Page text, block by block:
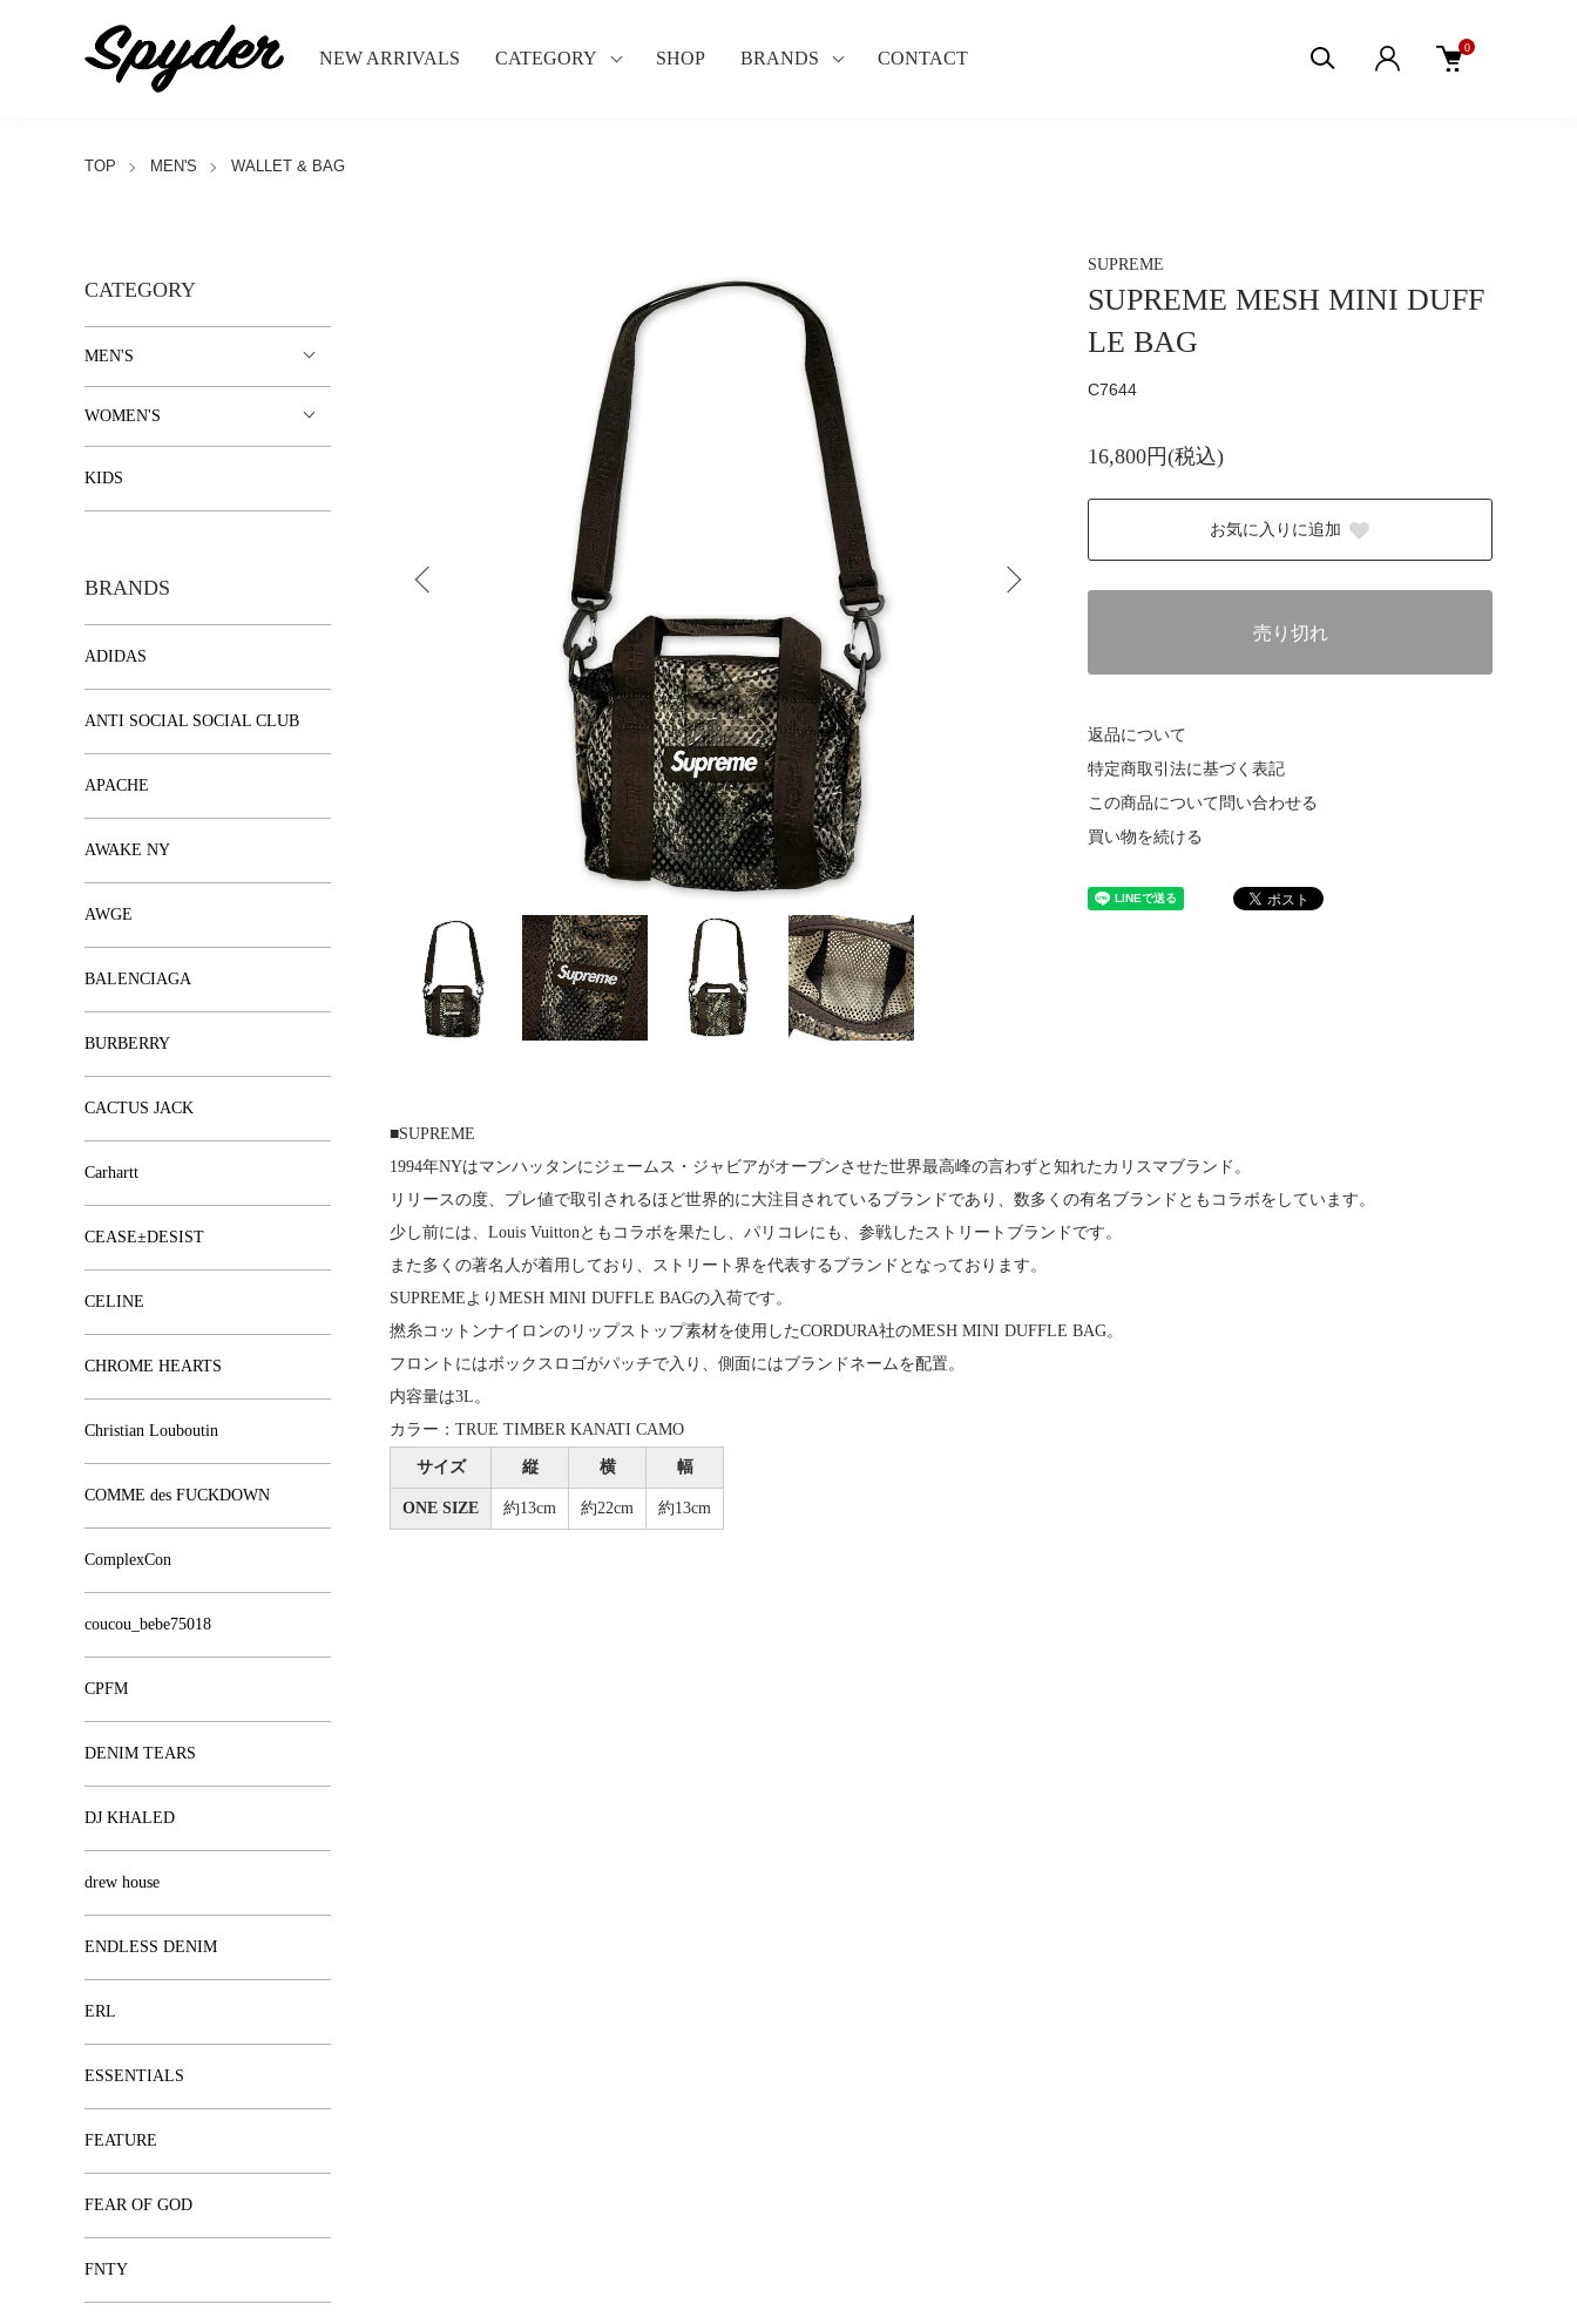
NEW ARRIVALS CATEGORY SHOP BRANDS CONTACT
0
TOP MEN'S WALLET & BAG
SUPREME
SUPREME MESH MINI DUFF
LE BAG
C7644
16,800円(税込)
お気に入りに追加
売り切れ
返品について
特定商取引法に基づく表記
この商品について問い合わせる
買い物を続ける
■SUPREME
1994年NYはマンハッタンにジェームス・ジャビアがオープンさせた世界最高峰の言わずと知れたカリスマブランド。
リリースの度、プレ値で取引されるほど世界的に大注目されているブランドであり、数多くの有名ブランドともコラボをしています。
少し前には、Louis Vuittonともコラボを果たし、パリコレにも、参戦したストリートブランドです。
また多くの著名人が着用しており、ストリート界を代表するブランドとなっております。
SUPREMEよりMESH MINI DUFFLE BAGの入荷です。
撚糸コットンナイロンのリップストップ素材を使用したCORDURA社のMESH MINI DUFFLE BAG。
フロントにはボックスロゴがパッチで入り、側面にはブランドネームを配置。
内容量は3L。
カラー：TRUE TIMBER KANATI CAMO
サイズ 縦 横 幅
ONE SIZE 約13cm 約22cm 約13cm
CATEGORY
MEN'S
WOMEN'S
KIDS
BRANDS
ADIDAS
ANTI SOCIAL SOCIAL CLUB
APACHE
AWAKE NY
AWGE
BALENCIAGA
BURBERRY
CACTUS JACK
Carhartt
CEASE±DESIST
CELINE
CHROME HEARTS
Christian Louboutin
COMME des FUCKDOWN
ComplexCon
coucou_bebe75018
CPFM
DENIM TEARS
DJ KHALED
drew house
ENDLESS DENIM
ERL
ESSENTIALS
FEATURE
FEAR OF GOD
FNTY